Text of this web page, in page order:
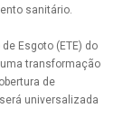
sanitário.
Esgoto (ETE) do
transformação
de
universalizada